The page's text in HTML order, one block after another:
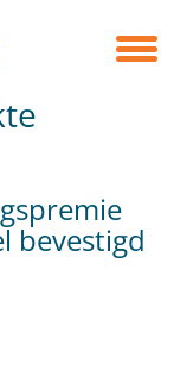
bevestigd